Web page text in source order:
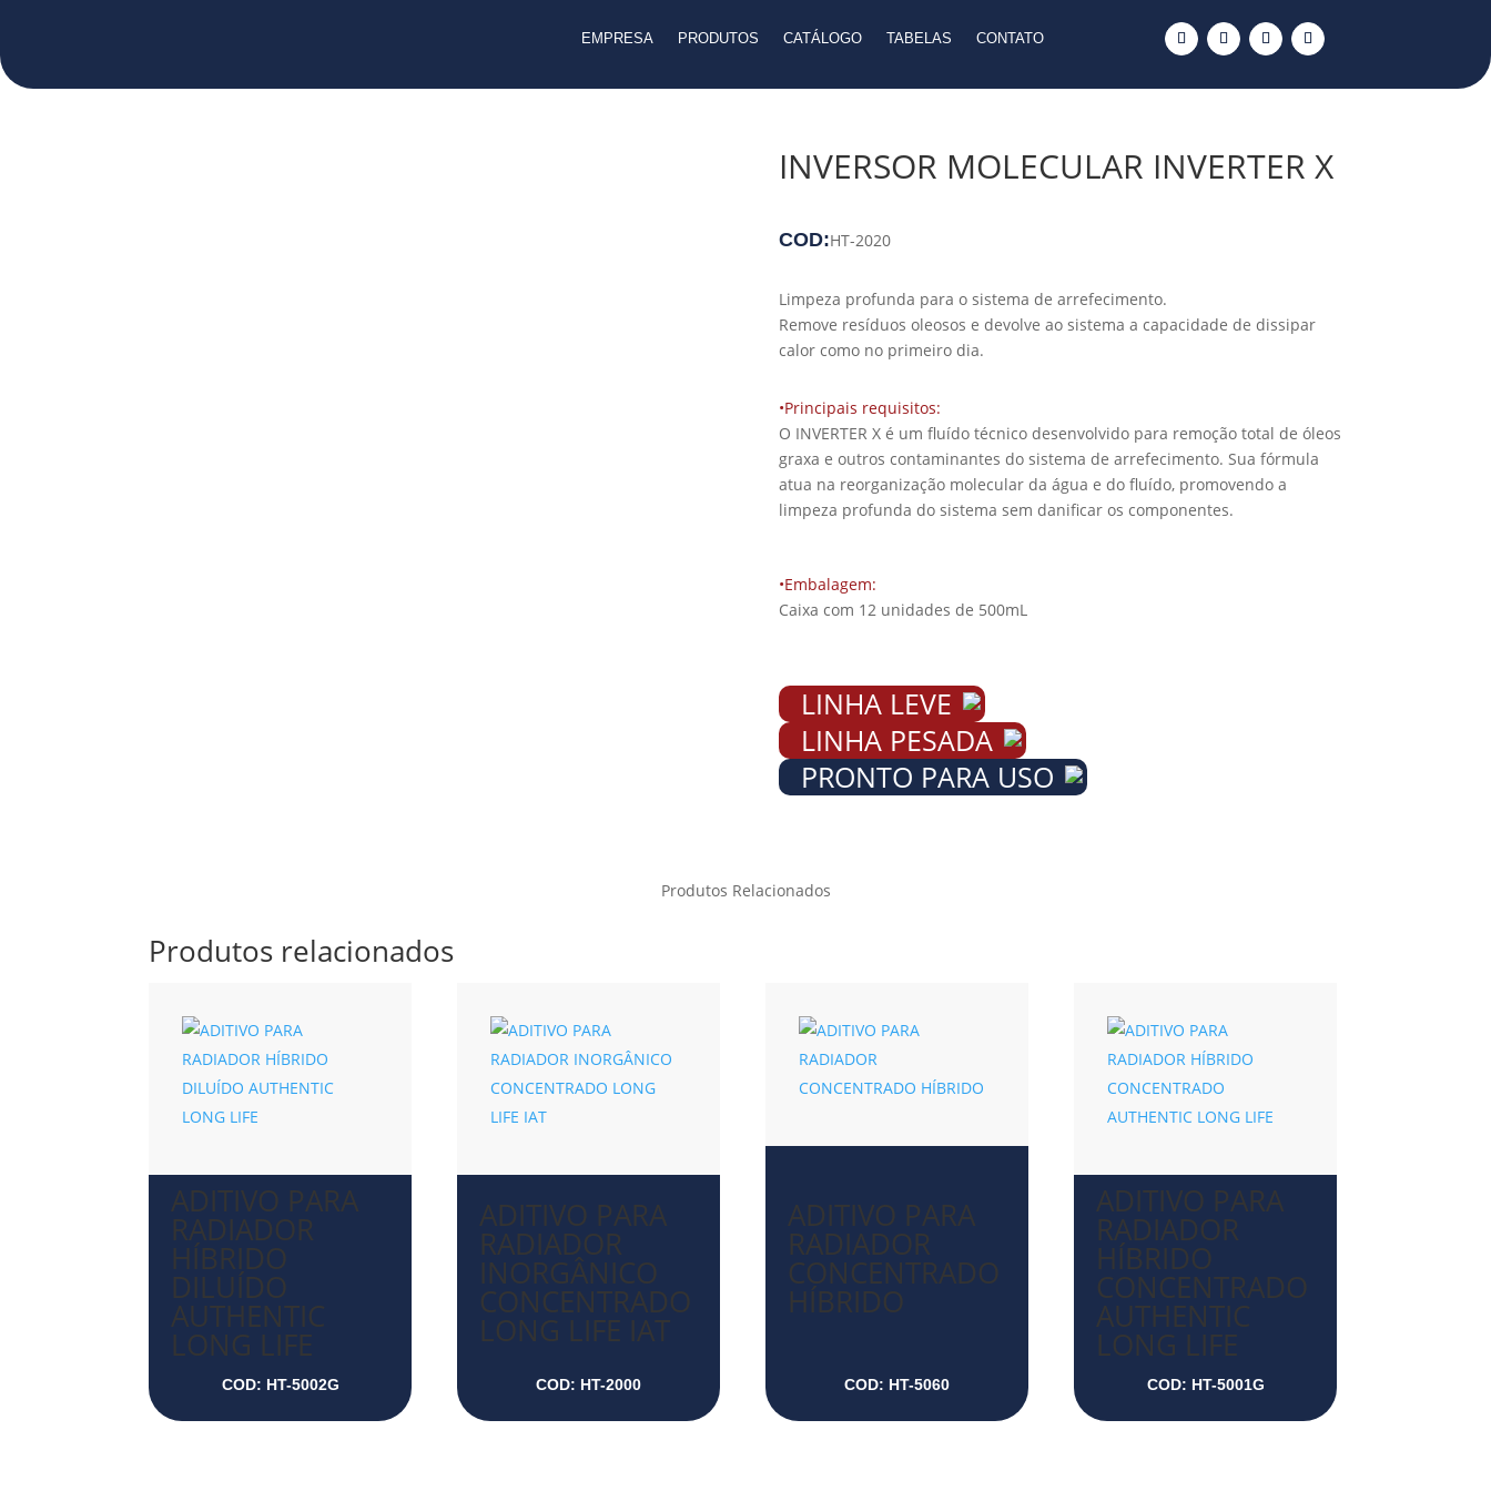
EMPRESA PRODUTOS CATÁLOGO TABELAS CONTATO
INVERSOR MOLECULAR INVERTER X
COD:HT-2020
Limpeza profunda para o sistema de arrefecimento.
Remove resíduos oleosos e devolve ao sistema a capacidade de dissipar
calor como no primeiro dia.
•Principais requisitos:
O INVERTER X é um fluído técnico desenvolvido para remoção total de óleos
graxa e outros contaminantes do sistema de arrefecimento. Sua fórmula
atua na reorganização molecular da água e do fluído, promovendo a
limpeza profunda do sistema sem danificar os componentes.
•Embalagem:
Caixa com 12 unidades de 500mL
LINHA LEVE
LINHA PESADA
PRONTO PARA USO
Produtos Relacionados
Produtos relacionados
ADITIVO PARA
RADIADOR
HÍBRIDO
DILUÍDO
AUTHENTIC
LONG LIFE
COD: HT-5002G
ADITIVO PARA
RADIADOR
INORGÂNICO
CONCENTRADO
LONG LIFE IAT
COD: HT-2000
ADITIVO PARA
RADIADOR
CONCENTRADO
HÍBRIDO
COD: HT-5060
ADITIVO PARA
RADIADOR
HÍBRIDO
CONCENTRADO
AUTHENTIC
LONG LIFE
COD: HT-5001G